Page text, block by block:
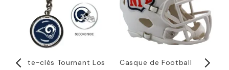
Porte-clés Tournant Los
Casque de Football